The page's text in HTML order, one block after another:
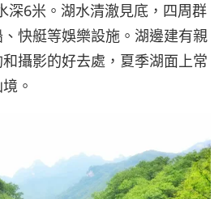
深6米。湖水清澈見底，四周群
快艇等娛樂設施。湖邊建有親
攝影的好去處，夏季湖面上常
。